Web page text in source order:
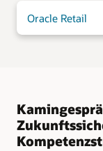
Oracle Retail